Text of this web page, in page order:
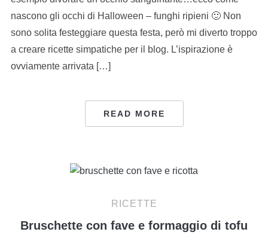
nascono gli occhi di Halloween – funghi ripieni 🙂 Non
sono solita festeggiare questa festa, però mi diverto troppo
a creare ricette simpatiche per il blog. L’ispirazione è
ovviamente arrivata […]
READ MORE
RICETTE
Bruschette con fave e formaggio di tofu